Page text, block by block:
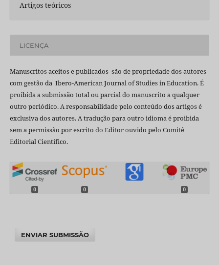
Artigos teóricos
LICENÇA
Manuscritos aceitos e publicados são de propriedade dos autores
com gestão da Ibero-American Journal of Studies in Education. É
proibida a submissão total ou parcial do manuscrito a qualquer
outro periódico. A responsabilidade pelo conteúdo dos artigos é
exclusiva dos autores. A tradução para outro idioma é proibida
sem a permissão por escrito do Editor ouvido pelo Comitê
Editorial Científico.
0 0 0
ENVIAR SUBMISSÃO